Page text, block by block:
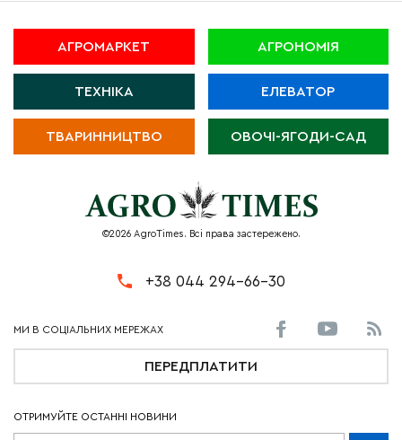
АГРОМАРКЕТ АГРОНОМІЯ
ТЕХНІКА ЕЛЕВАТОР
ТВАРИННИЦТВО ОВОЧІ-ЯГОДИ-САД
©2026 AgroTimes. Всі права застережено.
+38 044 294-66-30
ПЕРЕДПЛАТИТИ
ОТРИМУЙТЕ ОСТАННІ НОВИНИ